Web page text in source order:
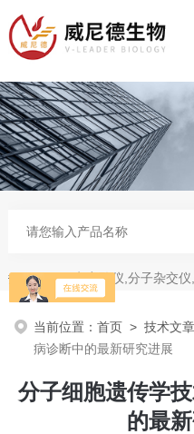
热门关键词：电穿孔仪,分子杂交
当前位置：首页 >技术文章
病诊断中的最新研究进展
分子细胞遗传学
的最